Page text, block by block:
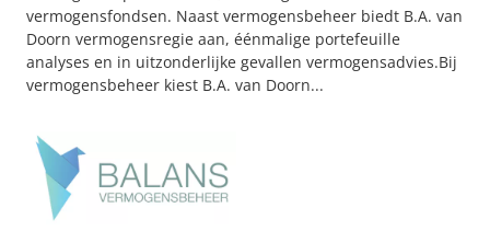
vermogensfondsen. Naast vermogensbeheer biedt B.A. van
Doorn vermogensregie aan, éénmalige portefeuille
analyses en in uitzonderlijke gevallen vermogensadvies.Bij
vermogensbeheer kiest B.A. van Doorn...